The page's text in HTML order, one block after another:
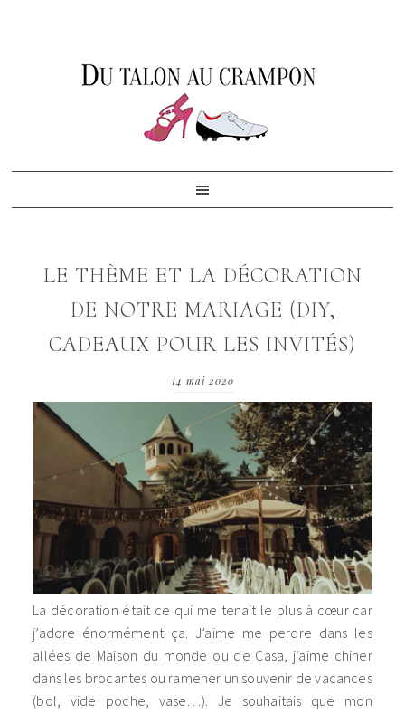
LE THÈME ET LA DÉCORATION
DE NOTRE MARIAGE (DIY,
CADEAUX POUR LES INVITÉS)
14 mai 2020
La décoration était ce qui me tenait le plus à cœur car
j’adore énormément ça. J’aime me perdre dans les
allées de Maison du monde ou de Casa, j’aime chiner
dans les brocantes ou ramener un souvenir de vacances
(bol, vide poche, vase…). Je souhaitais que mon